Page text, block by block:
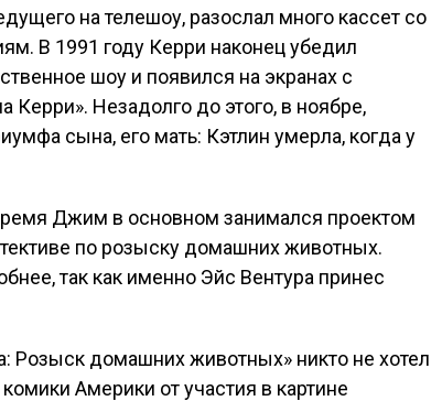
на телешоу, разослал много кассет со
В 1991 году Керри наконец убедил
шоу и появился на экранах с
Незадолго до этого, в ноябре,
сына, его мать: Кэтлин умерла, когда у
Джим в основном занимался проектом
по розыску домашних животных.
так как именно Эйс Вентура принес
Розыск домашних животных» никто не хотел
Америки от участия в картине